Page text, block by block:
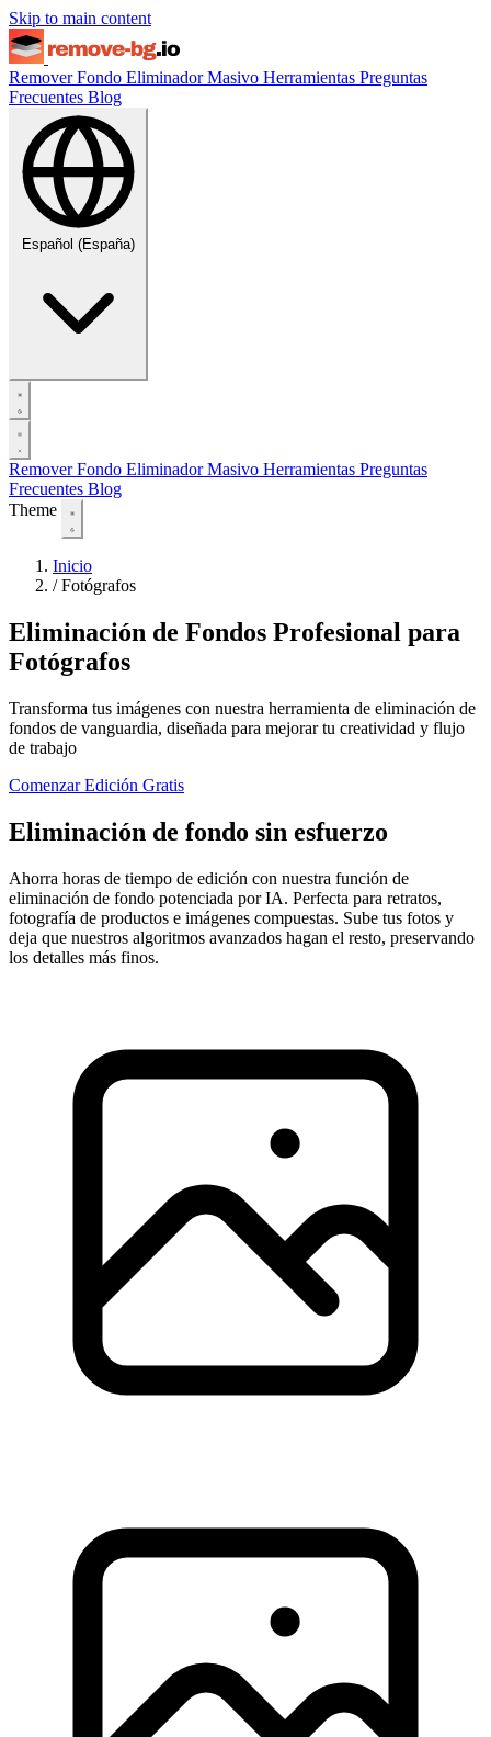
Skip to main content
Remover Fondo Eliminador Masivo Herramientas Preguntas
Frecuentes Blog
Español (España)
Remover Fondo Eliminador Masivo Herramientas Preguntas
Frecuentes Blog
Theme
Inicio
/ Fotógrafos
Eliminación de Fondos Profesional para
Fotógrafos
Transforma tus imágenes con nuestra herramienta de eliminación de
fondos de vanguardia, diseñada para mejorar tu creatividad y flujo
de trabajo
Comenzar Edición Gratis
Eliminación de fondo sin esfuerzo
Ahorra horas de tiempo de edición con nuestra función de
eliminación de fondo potenciada por IA. Perfecta para retratos,
fotografía de productos e imágenes compuestas. Sube tus fotos y
deja que nuestros algoritmos avanzados hagan el resto, preservando
los detalles más finos.